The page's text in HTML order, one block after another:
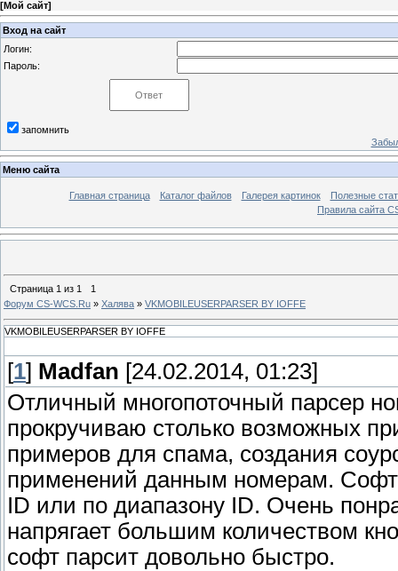
[Мой сайт]
Вход на сайт
Логин:
Пароль:
запомнить
Меню сайта
Главная страница Каталог файлов Галерея картинок
Полезные
Правила сайта
Страница 1 из 1
1
Форум CS-WCS.Ru » Халява » VKMOBILEUSERPARSER BY IOFFE
VKMOBILEUSERPARSER BY IOFFE
[1] Madfan [24.02.2014, 01:23]
Отличный многопоточный парсер
прокручиваю столько возможных
примеров для спама, создания
применений данным номерам.
ID или по диапазону ID. Очень
напрягает большим количеством
софт парсит довольно быстро.